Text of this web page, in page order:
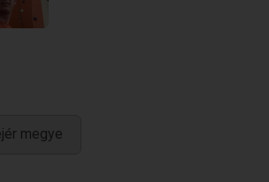
megye